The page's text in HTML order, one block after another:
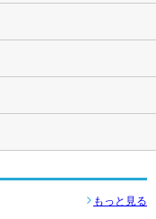
もっと見る